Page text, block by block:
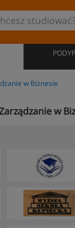
w Biznesie
w